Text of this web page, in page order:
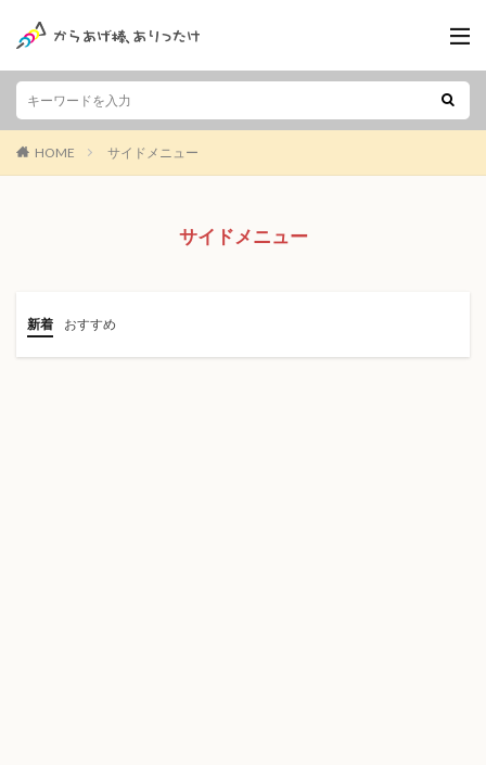
HOME サイドメニュー
サイドメニュー
新着 おすすめ